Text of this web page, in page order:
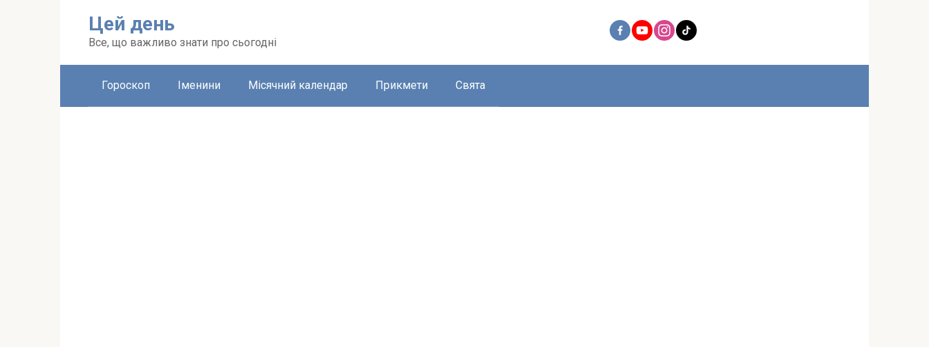
Цей день
Все, що важливо знати про сьогодні
Гороскоп Іменини Місячний календар Прикмети Свята